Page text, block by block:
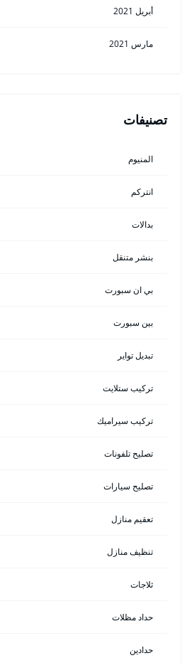
أبريل 2021
مارس 2021
تصنيفات
المنيوم
انتركم
بدالات
بنشر متنقل
بي ان سبورت
بين سبورت
تبديل تواير
تركيب ستلايت
تركيب سيراميك
تصليح تلفونات
تصليح سيارات
تعقيم منازل
تنظيف منازل
ثلاجات
حداد مظلات
حدادين